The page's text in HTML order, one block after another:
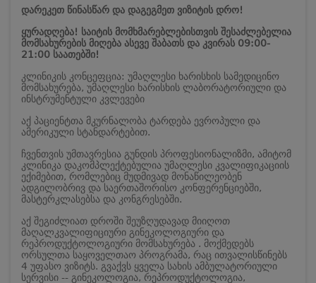
დარეკეთ წინასწარ და დაგეგმეთ ვიზიტის დრო!
ყურადღება! საიტის მომხმარებლებისთვის შესაძლებელია
მომსახურების მიღება ასევე შაბათს და კვირას 09:00-
21:00 საათებში!
კლინიკის კონცეფცია: უმაღლესი ხარისხის სამედიცინო
მომსახურება, უმაღლესი ხარისხის ლაბორატორიული და
ინსტრუმენტული კვლევები
აქ პაციენტთა მკურნალობა ტარდება ევროპული და
ამერიკული სტანდარტებით.
ჩვენთვის უმთავრესია გუნდის პროფესიონალიზმი, ამიტომ
კლინიკა დაკომპლექტებულია უმაღლესი კვალიფიკაციის
ექიმებით, რომლებიც მუდმივად მონაწილეობენ
ადგილობრივ და საერთაშორისო კონფერენციებში,
მასტერკლასებსა და კონგრესებში.
აქ შეგიძლიათ დროში შეუზღუდავად მიიღოთ
მაღალკვალიფიციური გინეკოლოგიური და
რეპროდუქტოლოგიური მომსახურება . მოქმედებს
ორსულთა საყოველთაო პროგრამა, რაც ითვალისწინებს
4 უფასო ვიზიტს. გვაქვს ყველა სახის ამბულატორიული
სერვისი -- გინეკოლოგია, რეპროდუქტოლოგია,